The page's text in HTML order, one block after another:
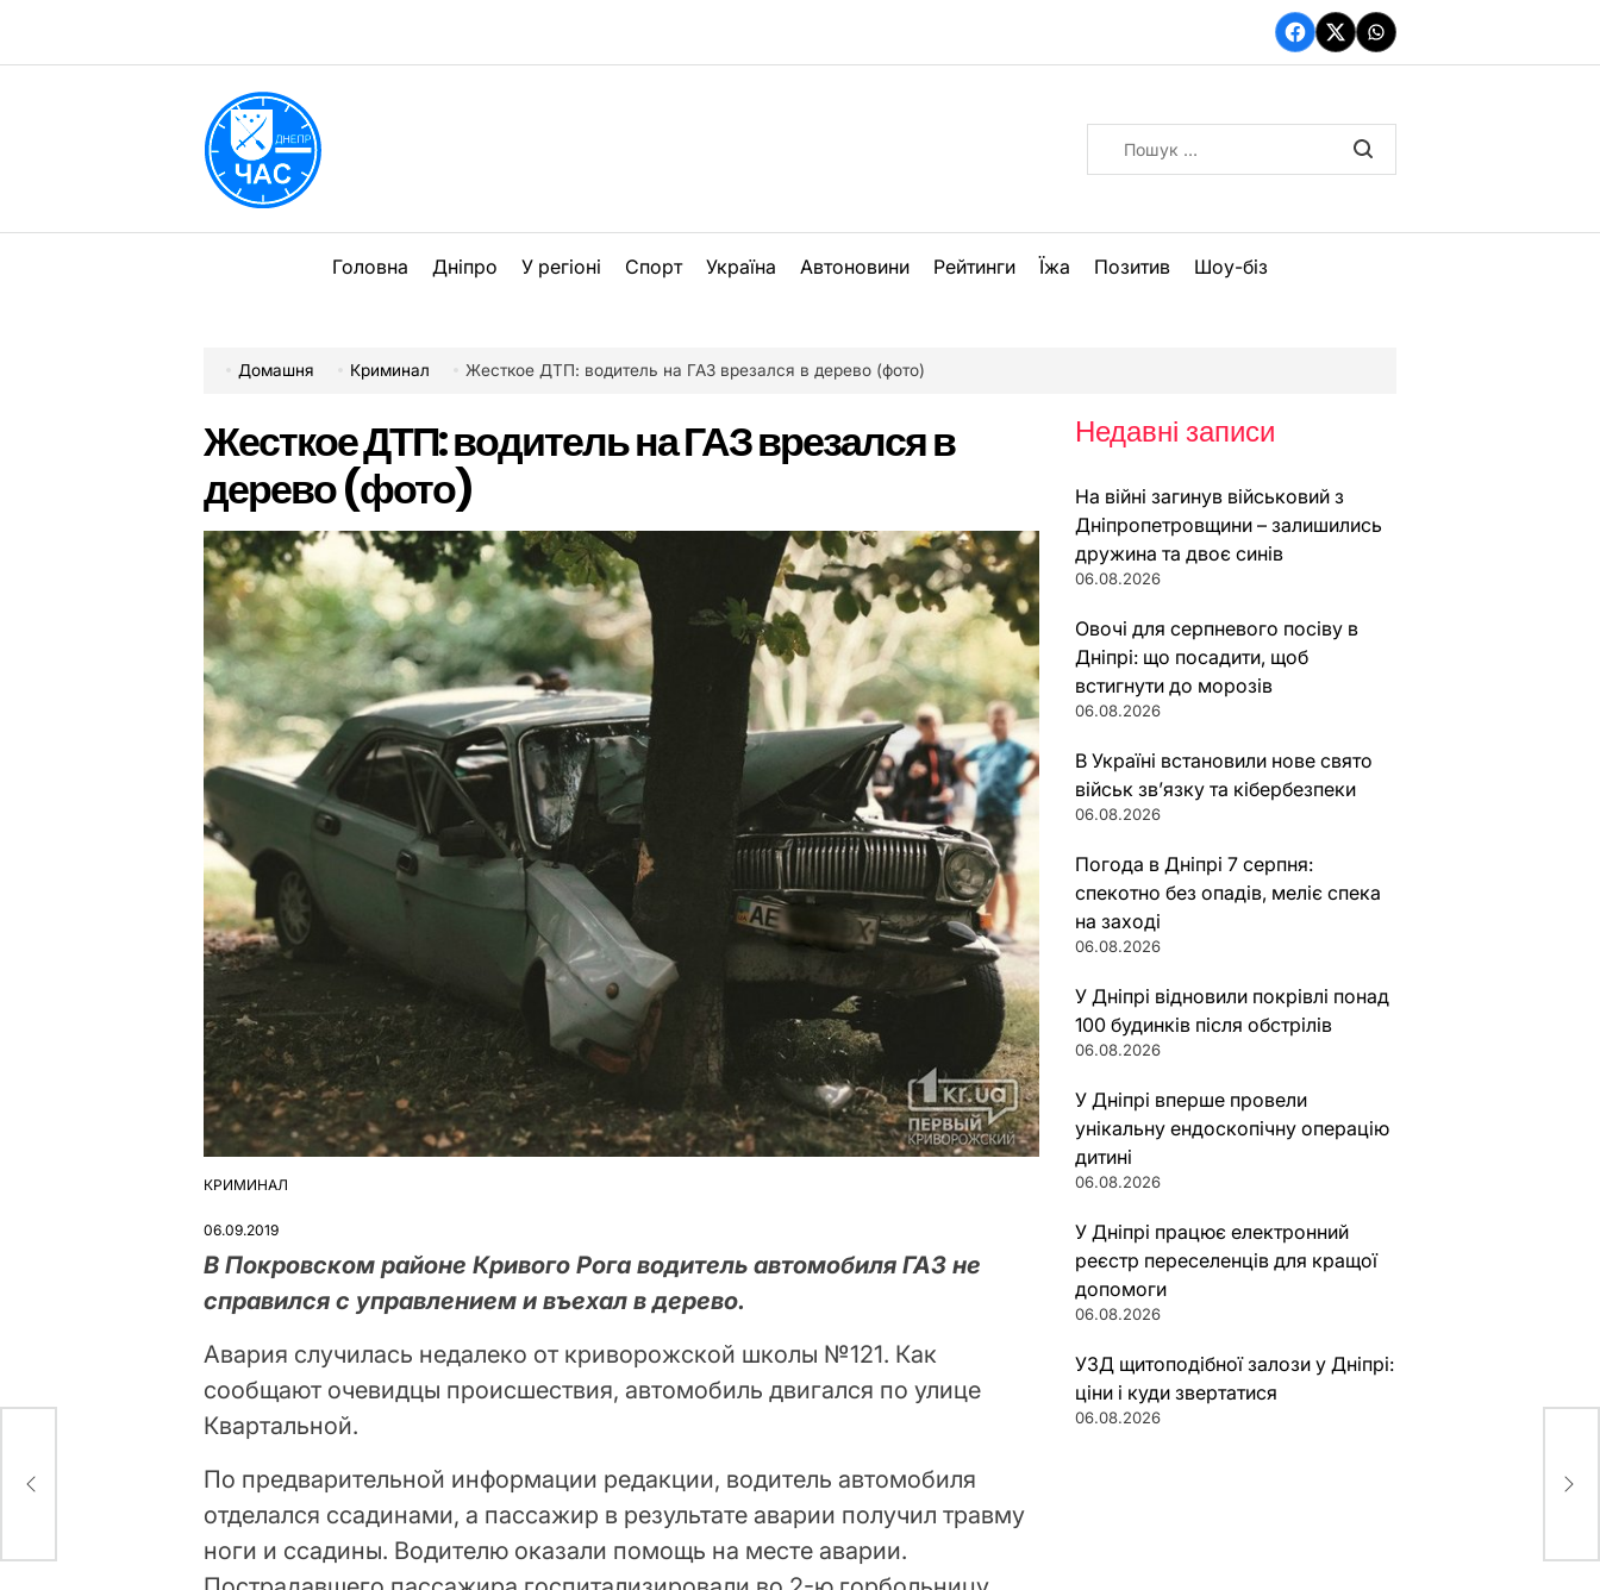
вмісту
Facebook
TwitterWhatsApp
Головна Дніпро У регіоні Спорт Україна Автоновини Рейтинги Їжа Позитив Шоу-біз
Домашня Криминал Жесткое ДТП: водитель на ГАЗ врезался в дерево (фото)
Жесткое ДТП: водитель на ГАЗ врезался в
дерево (фото)
ОПУБЛІКУВАТИ
КРИМИНАЛ
06.09.2019
В Покровском районе Кривого Рога водитель автомобиля ГАЗ не
справился с управлением и въехал в дерево.
Авария случилась недалеко от криворожской школы №121. Как
сообщают очевидцы происшествия, автомобиль двигался по улице
Квартальной.
По предварительной информации редакции, водитель автомобиля
отделался ссадинами, а пассажир в результате аварии получил травму
ноги и ссадины. Водителю оказали помощь на месте аварии.
Недавні записи
На війні загинув військовий з
Дніпропетровщини – залишились
дружина та двоє синів
06.08.2026
Овочі для серпневого посіву в
Дніпрі: що посадити, щоб
встигнути до морозів
06.08.2026
В Україні встановили нове свято
військ зв’язку та кібербезпеки
06.08.2026
Погода в Дніпрі 7 серпня:
спекотно без опадів, меліє спека
на заході
06.08.2026
У Дніпрі відновили покрівлі понад
100 будинків після обстрілів
06.08.2026
У Дніпрі вперше провели
унікальну ендоскопічну операцію
дитині
06.08.2026
У Дніпрі працює електронний
реєстр переселенців для кращої
допомоги
06.08.2026
УЗД щитоподібної залози у Дніпрі:
ціни і куди звертатися
06.08.2026